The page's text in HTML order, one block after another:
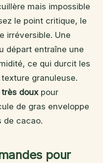
mais impossible
le point critique, le
irréversible. Une
départ entraîne une
ce qui durcit les
granuleuse.
douxpour
de gras enveloppe
de cacao.
pour